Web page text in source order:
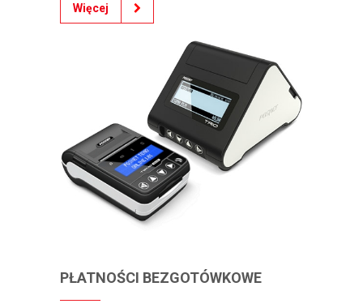
Więcej
PŁATNOŚCI BEZGOTÓWKOWE